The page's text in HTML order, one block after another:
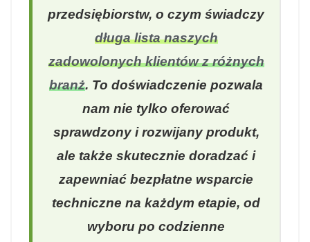
przedsiębiorstw, o czym świadczy
długa lista naszych
zadowolonych klientów z różnych
branż. To doświadczenie pozwala
nam nie tylko oferować
sprawdzony i rozwijany produkt,
ale także skutecznie doradzać i
zapewniać bezpłatne wsparcie
techniczne na każdym etapie, od
wyboru po codzienne